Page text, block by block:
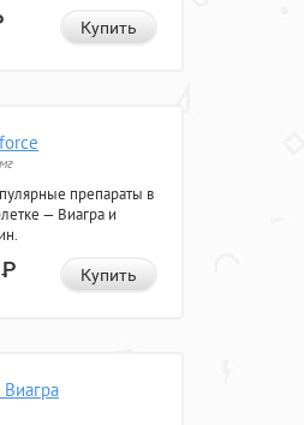
Купить
препараты в
— Виагра и
Р Купить